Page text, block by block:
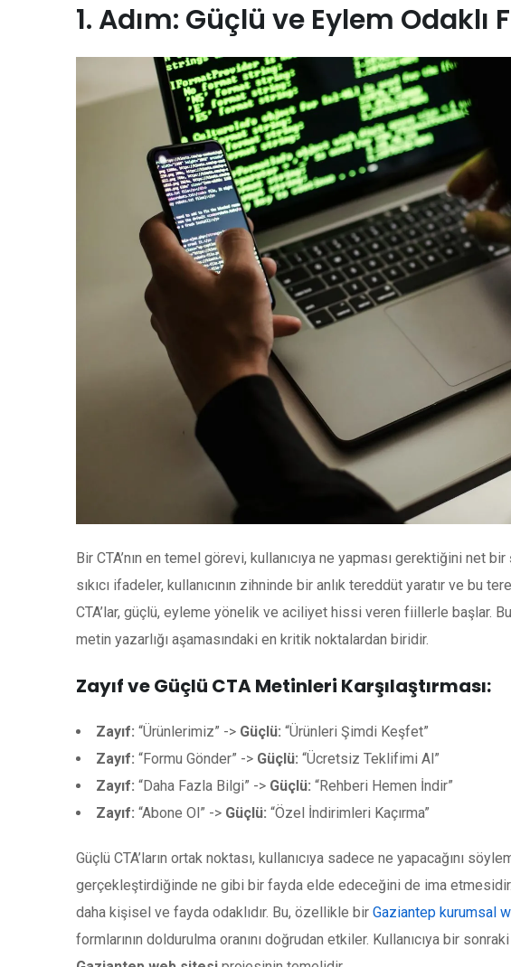
1. Adım: Güçlü ve Eylem Odaklı
Bir CTA’nın en temel görevi, kullanıcıya ne yapması gerektiğini net
sıkıcı ifadeler, kullanıcının zihninde bir anlık tereddüt yaratır ve bu
CTA’lar, güçlü, eyleme yönelik ve aciliyet hissi veren fiillerle başlar.
metin yazarlığı aşamasındaki en kritik noktalardan biridir.
Zayıf ve Güçlü CTA Metinleri Karşılaştırması:
Zayıf: “Ürünlerimiz” -> Güçlü: “Ürünleri Şimdi Keşfet”
Zayıf: “Formu Gönder” -> Güçlü: “Ücretsiz Teklifimi Al”
Zayıf: “Daha Fazla Bilgi” -> Güçlü: “Rehberi Hemen İndir”
Zayıf: “Abone Ol” -> Güçlü: “Özel İndirimleri Kaçırma”
Güçlü CTA’ların ortak noktası, kullanıcıya sadece ne yapacağını
gerçekleştirdiğinde ne gibi bir fayda elde edeceğini de ima
daha kişisel ve fayda odaklıdır. Bu, özellikle bir Gaziantep kurumsal
formlarının doldurulma oranını doğrudan etkiler. Kullanıcıya bir